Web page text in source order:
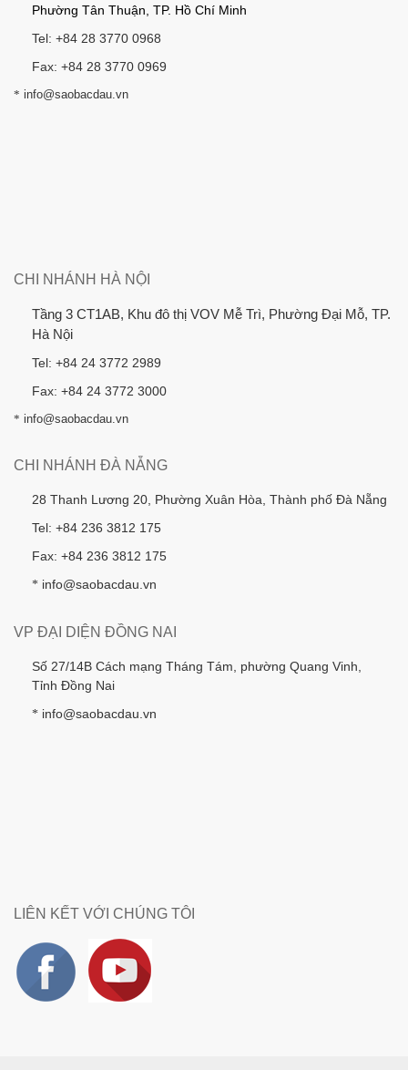
Phường Tân Thuận, TP. Hồ Chí Minh
Tel: +84 28 3770 0968
Fax: +84 28 3770 0969
* info@saobacdau.vn
CHI NHÁNH HÀ NỘI
Tầng 3 CT1AB, Khu đô thị VOV Mễ Trì, Phường Đại Mỗ, TP.
Hà Nội
Tel: +84 24 3772 2989
Fax: +84 24 3772 3000
* info@saobacdau.vn
CHI NHÁNH ĐÀ NẴNG
28 Thanh Lương 20, Phường Xuân Hòa, Thành phố Đà Nẵng
Tel: +84 236 3812 175
Fax: +84 236 3812 175
* info@saobacdau.vn
VP ĐẠI DIỆN ĐỒNG NAI
Số 27/14B Cách mạng Tháng Tám, phường Quang Vinh,
Tỉnh Đồng Nai
* info@saobacdau.vn
LIÊN KẾT VỚI CHÚNG TÔI